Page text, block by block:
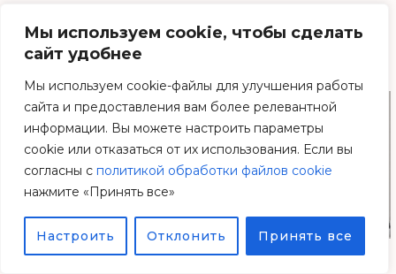
Мы используем cookie, чтобы сделать
сайт удобнее
Мы используем cookie-файлы для улучшения работы
сайта и предоставления вам более релевантной
информации. Вы можете настроить параметры
cookie или отказаться от их использования. Если вы
согласны с политикой обработки файлов cookie
нажмите «Принять все»
Настроить Отклонить Принять все
ВТОРАЯ)